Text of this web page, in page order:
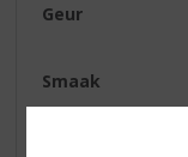
Geur
Smaak